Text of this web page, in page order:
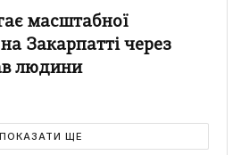
масштабної
Закарпатті через
людини
ПОКАЗАТИ ЩЕ